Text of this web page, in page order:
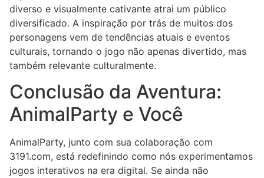
diverso e visualmente cativante atrai um público
diversificado. A inspiração por trás de muitos dos
personagens vem de tendências atuais e eventos
culturais, tornando o jogo não apenas divertido, mas
também relevante culturalmente.
Conclusão da Aventura:
AnimalParty e Você
AnimalParty, junto com sua colaboração com
3191.com, está redefinindo como nós experimentamos
jogos interativos na era digital. Se ainda não